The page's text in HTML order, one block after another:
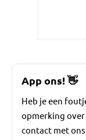
App ons!👋
Heb je een
opmerking
contact met